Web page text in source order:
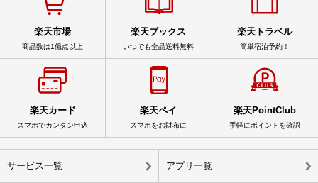
楽天市場
商品数は1億点以上
楽天ブックス
いつでも全品送料無料
楽天トラベル
簡単宿泊予約！
楽天カード
スマホでカンタン申込
楽天ペイ
スマホをお財布に
楽天PointClub
手軽にポイントを確認
サービス一覧 アプリ一覧